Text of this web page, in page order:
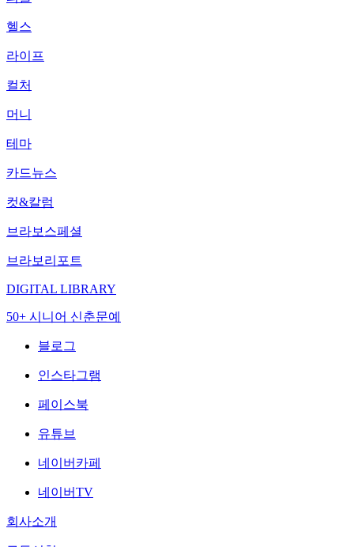
헬스
라이프
컬처
머니
테마
카드뉴스
컷&칼럼
브라보스페셜
브라보리포트
DIGITAL LIBRARY
50+ 시니어 신춘문예
블로그
인스타그램
페이스북
유튜브
네이버카페
네이버TV
회사소개